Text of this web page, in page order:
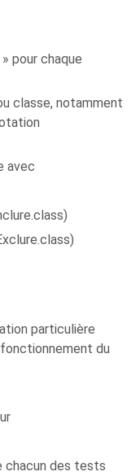
pour chaque
classe, notamment
avec
particulière
du
des tests